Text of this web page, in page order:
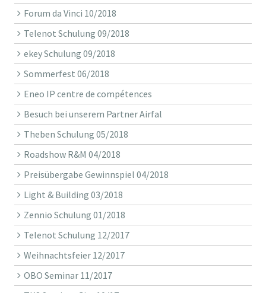
Forum da Vinci 10/2018
Telenot Schulung 09/2018
ekey Schulung 09/2018
Sommerfest 06/2018
Eneo IP centre de compétences
Besuch bei unserem Partner Airfal
Theben Schulung 05/2018
Roadshow R&M 04/2018
Preisübergabe Gewinnspiel 04/2018
Light & Building 03/2018
Zennio Schulung 01/2018
Telenot Schulung 12/2017
Weihnachtsfeier 12/2017
OBO Seminar 11/2017